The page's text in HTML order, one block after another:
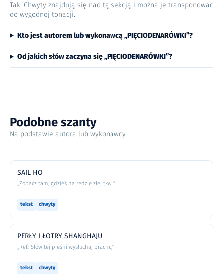
Tak. Chwyty znajdują się nad tą sekcją i można je transponować
do wygodnej tonacji.
Kto jest autorem lub wykonawcą „PIĘCIODENARÓWKI”?
Od jakich słów zaczyna się „PIĘCIODENARÓWKI”?
Podobne szanty
Na podstawie autora lub wykonawcy
SAIL HO
„Zobacz tam, gdzieś na redzie złej tkwi.”
tekst chwyty
PERŁY I ŁOTRY SHANGHAJU
„Ref.: Słów tej pieśni wysłuchaj brachu,”
tekst chwyty